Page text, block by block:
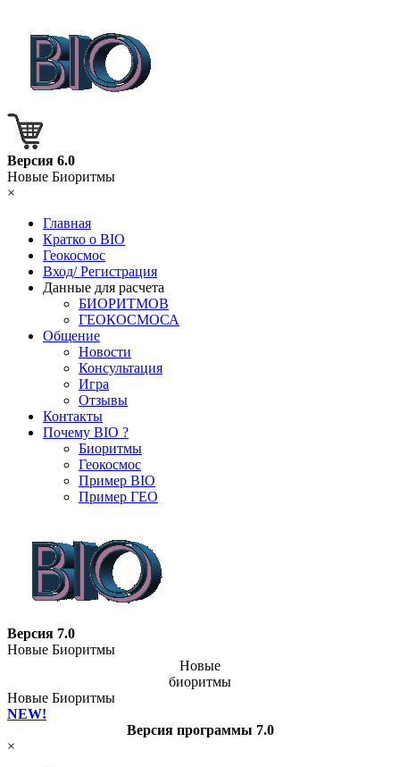
Версия 6.0
Новые Биоритмы
×
Главная
Кратко о BIO
Геокосмос
Вход/ Регистрация
Данные для расчета
БИОРИТМОВ
ГЕОКОСМОСА
Общение
Новости
Консультация
Игра
Отзывы
Контакты
Почему BIO ?
Биоритмы
Геокосмос
Пример BIO
Пример ГЕО
Версия 7.0
Новые Биоритмы
Новые
биоритмы
Новые Биоритмы
NEW!
Версия программы 7.0
×